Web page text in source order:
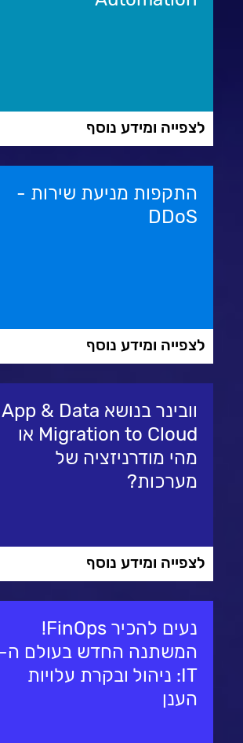
לצפייה ומידע נוסף
התקפות מניעת שירות -
DDoS
לצפייה ומידע נוסף
וובינר בנושא App & Data
Migration to Cloud או
מהי מודרניזציה של
מערכות?
לצפייה ומידע נוסף
נעים להכיר FinOps!
המשתנה החדש בעולם ה-
IT: ניהול ובקרת עלויות
הענן